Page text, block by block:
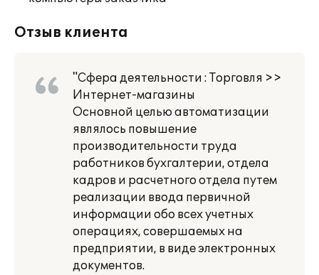
Отзыв клиента
"Сфера деятельности : Торговля >>
Интернет-магазины
Основной целью автоматизации
являлось повышение
производительности труда
работников бухгалтерии, отдела
кадров и расчетного отдела путем
реализации ввода первичной
информации обо всех учетных
операциях, совершаемых на
предприятии, в виде электронных
документов.